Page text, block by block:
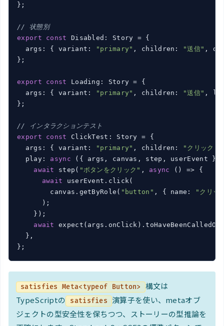
};
// 状態別
export
const
Disabled: Story = {
  args: { variant:
"primary" , children: "送信" ,
};
export const
Loading: Story = {
  args: { variant:
"primary" , children: "送信" ,
};
// インタラクションテスト
export
const
ClickTest: Story = {
  args: { variant:
"primary" , children: "クリック"
  play:
async ({ args, canvas, step, userEvent })
await
step( "ボタンをクリック" , async
() => {
await userEvent.click(
        canvas.getByRole(
"button" , { name:
"クリッ
      );
    });
await
  },
};
satisfies Meta<typeof Button>
構文は
TypeScriptの
satisfies
演算子を使い、metaオブ
ジェクトの型安全性を保ちつつ、ストーリーの型推論を